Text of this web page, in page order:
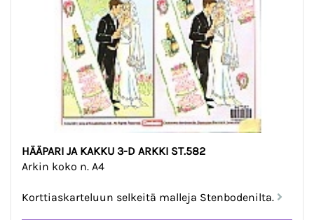
HÄÄPARI JA KAKKU 3-D ARKKI ST.582
Arkin koko n. A4
Korttiaskarteluun selkeitä malleja Stenbodenilta.